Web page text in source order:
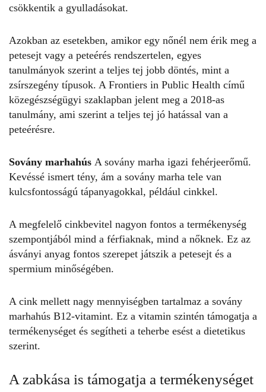
csökkentik a gyulladásokat.
Azokban az esetekben, amikor egy nőnél nem érik meg a
petesejt vagy a peteérés rendszertelen, egyes
tanulmányok szerint a teljes tej jobb döntés, mint a
zsírszegény típusok. A Frontiers in Public Health című
közegészségügyi szaklapban jelent meg a 2018-as
tanulmány, ami szerint a teljes tej jó hatással van a
peteérésre.
Sovány marhahús A sovány marha igazi fehérjeerőmű.
Kevéssé ismert tény, ám a sovány marha tele van
kulcsfontosságú tápanyagokkal, például cinkkel.
A megfelelő cinkbevitel nagyon fontos a termékenység
szempontjából mind a férfiaknak, mind a nőknek. Ez az
ásványi anyag fontos szerepet játszik a petesejt és a
spermium minőségében.
A cink mellett nagy mennyiségben tartalmaz a sovány
marhahús B12-vitamint. Ez a vitamin szintén támogatja a
termékenységet és segítheti a teherbe esést a dietetikus
szerint.
A zabkása is támogatja a termékenységet